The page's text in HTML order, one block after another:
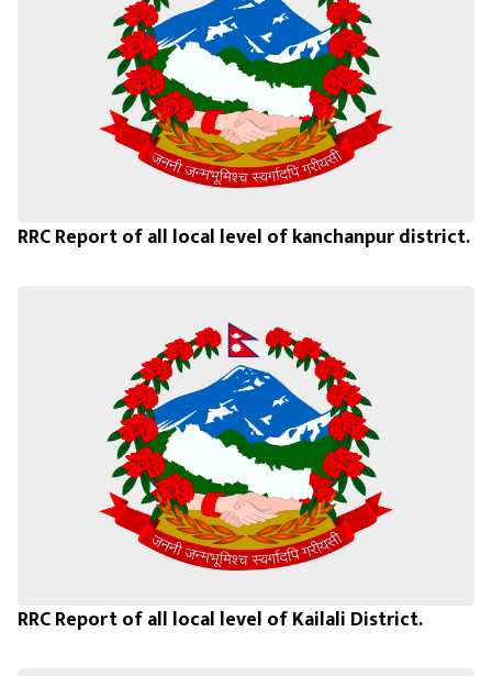
RRC Report of all local level of kanchanpur district.
RRC Report of all local level of Kailali District.